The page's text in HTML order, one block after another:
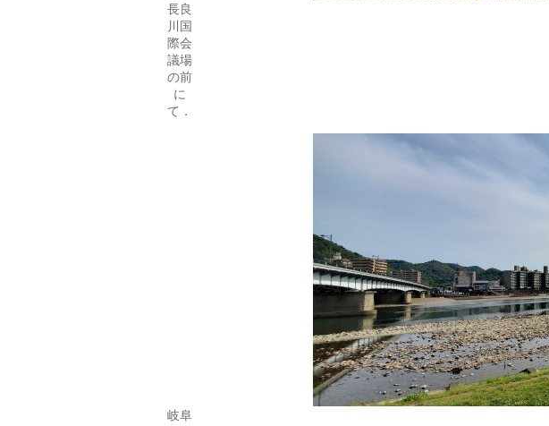
長良
川国
際会
議場
の前
に
て．
岐阜